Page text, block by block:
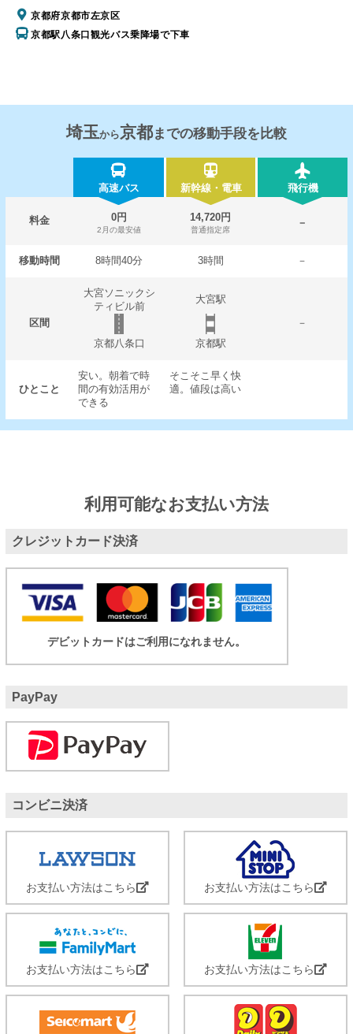
京都府京都市左京区
京都駅八条口観光バス乗降場で下車
埼玉から京都までの移動手段を比較
高速バス 新幹線・電車 飛行機
料金 0円
2月の最安値
14,720円
普通指定席
－
移動時間 8時間40分 3時間 －
区間
大宮ソニックシ
ティビル前
大宮駅
－
京都八条口
京都駅
ひとこと
安い。朝着で時
間の有効活用が
できる
そこそこ早く快
適。値段は高い
利用可能なお支払い方法
クレジットカード決済
デビットカードはご利用になれません。
PayPay
コンビニ決済
お支払い方法はこちら お支払い方法はこちら
お支払い方法はこちら お支払い方法はこちら